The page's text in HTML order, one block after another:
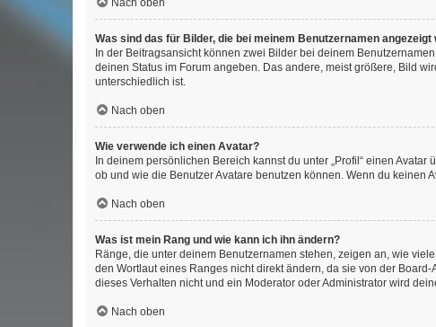
Nach oben
Was sind das für Bilder, die bei meinem Benutzernamen angezeigt
In der Beitragsansicht können zwei Bilder bei deinem
deinen Status im Forum angeben. Das andere, meist größere, Bild
unterschiedlich ist.
Nach oben
Wie verwende ich einen Avatar?
In deinem persönlichen Bereich kannst du unter „Profil“ einen
ob und wie die Benutzer Avatare benutzen können. Wenn du keinen
Nach oben
Was ist mein Rang und wie kann ich ihn ändern?
Ränge, die unter deinem Benutzernamen stehen, zeigen an, wie
den Wortlaut eines Ranges nicht direkt ändern, da sie von der
dieses Verhalten nicht und ein Moderator oder Administrator wird
Nach oben